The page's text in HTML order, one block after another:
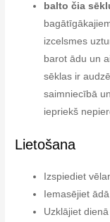
balto čia
izcelsmes
barot ādu un
sēklas ir
saimniecībā
iepriekš
Lietošana
Izspiediet
Iemasējiet ādā.
Uzklājiet